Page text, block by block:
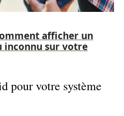
afficher un
inconnu sur votre
pour votre système